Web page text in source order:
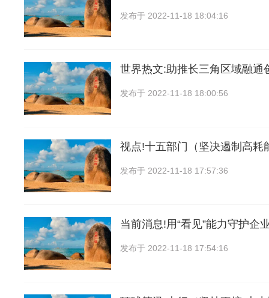
发布于 2022-11-18 18:04:16
世界热文:助推长三角区域融通
发布于 2022-11-18 18:00:56
视点!十五部门（坚决遏制高耗
发布于 2022-11-18 17:57:36
当前消息!用“看见”能力守护企
发布于 2022-11-18 17:54:16